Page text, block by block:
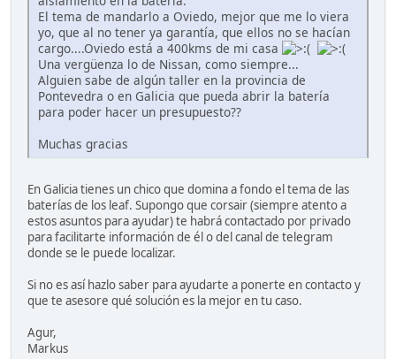
El tema de mandarlo a Oviedo, mejor que me lo viera
yo, que al no tener ya garantía, que ellos no se hacían
cargo....Oviedo está a 400kms de mi casa
Una vergüenza lo de Nissan, como siempre...
Alguien sabe de algún taller en la provincia de
Pontevedra o en Galicia que pueda abrir la batería
para poder hacer un presupuesto??
Muchas gracias
En Galicia tienes un chico que domina a fondo el tema de las
baterías de los leaf. Supongo que corsair (siempre atento a
estos asuntos para ayudar) te habrá contactado por privado
para facilitarte información de él o del canal de telegram
donde se le puede localizar.
Si no es así hazlo saber para ayudarte a ponerte en contacto y
que te asesore qué solución es la mejor en tu caso.
Agur,
Markus